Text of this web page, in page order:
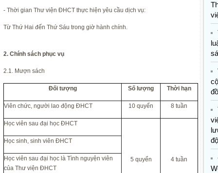
- Thời gian Thư viện ĐHCT thực hiện yêu cầu dịch vụ:
Từ Thứ Hai đến Thứ Sáu trong giờ hành chính.
2. Chính sách phục vụ
2.1. Mượn sách
Đối tượng Số lượng Thời hạn
Viên chức, người lao động ĐHCT 10 quyển 8 tuần
Học viên sau đại học ĐHCT
5 quyển 4 tuần
Học sinh, sinh viên ĐHCT
Học viên sau đại học là Tình nguyện viên
của Thư viện ĐHCT